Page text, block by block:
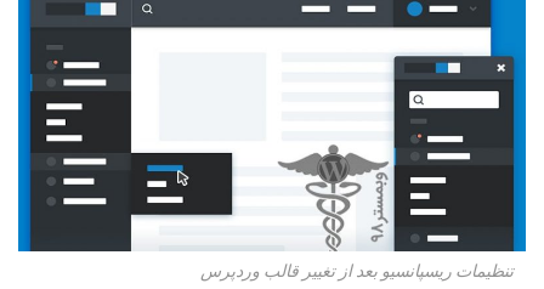
تنظیمات ریسپانسیو بعد از تغییر قالب وردپرس